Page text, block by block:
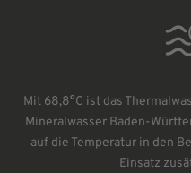
Mit 68,8°C ist das
Mineralwasser Baden-
auf die Temperatur in den
Einsatz